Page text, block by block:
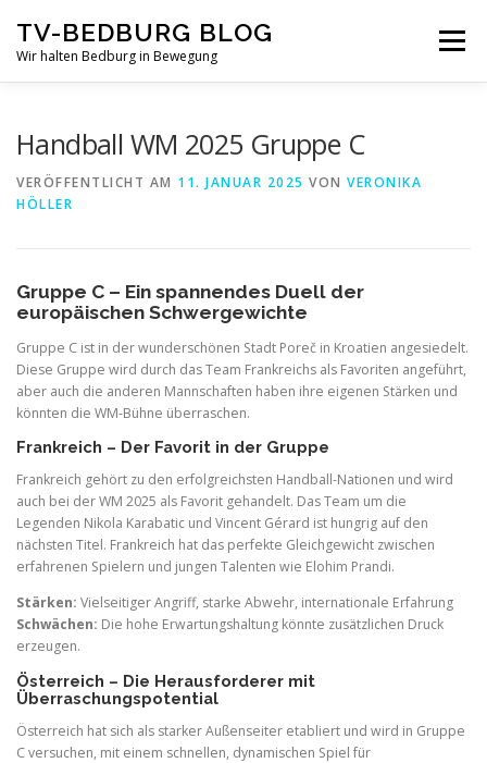
Inhalt
springen
TV-BEDBURG BLOG
Wir halten Bedburg in Bewegung
Menü
HANDBALL-TV-BEBURG
HANDBALL REGELN PROFILE TRAINERTEAM
SPIELE-KALENDER
UNSERE HANDBALL TEAMS IM ÜBERBLICK
Handball WM 2025 Gruppe C
VERÖFFENTLICHT AM 11. JANUAR 2025 VON VERONIKA
HÖLLER
Gruppe C – Ein spannendes Duell der
europäischen Schwergewichte
Gruppe C ist in der wunderschönen Stadt Poreč in Kroatien angesiedelt.
Diese Gruppe wird durch das Team Frankreichs als Favoriten angeführt,
aber auch die anderen Mannschaften haben ihre eigenen Stärken und
könnten die WM-Bühne überraschen.
Frankreich – Der Favorit in der Gruppe
Frankreich gehört zu den erfolgreichsten Handball-Nationen und wird
auch bei der WM 2025 als Favorit gehandelt. Das Team um die
Legenden Nikola Karabatic und Vincent Gérard ist hungrig auf den
nächsten Titel. Frankreich hat das perfekte Gleichgewicht zwischen
erfahrenen Spielern und jungen Talenten wie Elohim Prandi.
Stärken: Vielseitiger Angriff, starke Abwehr, internationale Erfahrung
Schwächen: Die hohe Erwartungshaltung könnte zusätzlichen Druck
erzeugen.
Österreich – Die Herausforderer mit
Überraschungspotential
Österreich hat sich als starker Außenseiter etabliert und wird in Gruppe
C versuchen, mit einem schnellen, dynamischen Spiel für